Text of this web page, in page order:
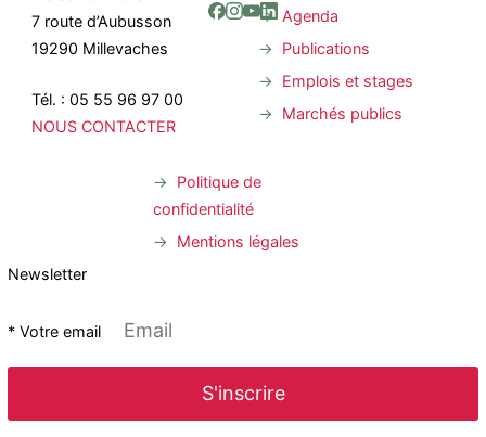
7 route d’Aubusson
19290 Millevaches
Tél. : 05 55 96 97 00
NOUS CONTACTER
Agenda
Publications
Emplois et stages
Marchés publics
Politique de
confidentialité
Mentions légales
Newsletter
* Votre email